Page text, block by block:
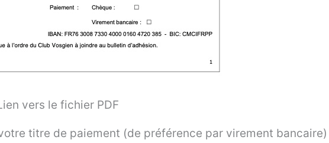
vers le fichier PDF
titre de paiement (de préférence par virement bancaire)